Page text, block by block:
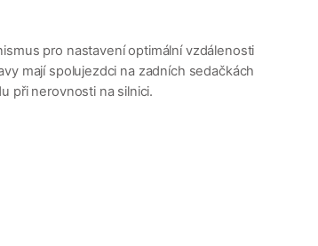
pro nastavení optimální vzdálenosti
mají spolujezdci na zadních sedačkách
při nerovnosti na silnici.